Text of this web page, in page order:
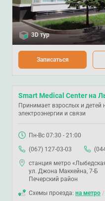
3D тур
Записаться
Smart Medical Center на
Принимает взрослых и детей
электроэнергии и связи
Пн-Вс 07:30 - 21:00
(067) 127-03-03
станция метро
ул. Джона Маккейна, 7-Б
Печерский район
Схемы проезда: на метро /